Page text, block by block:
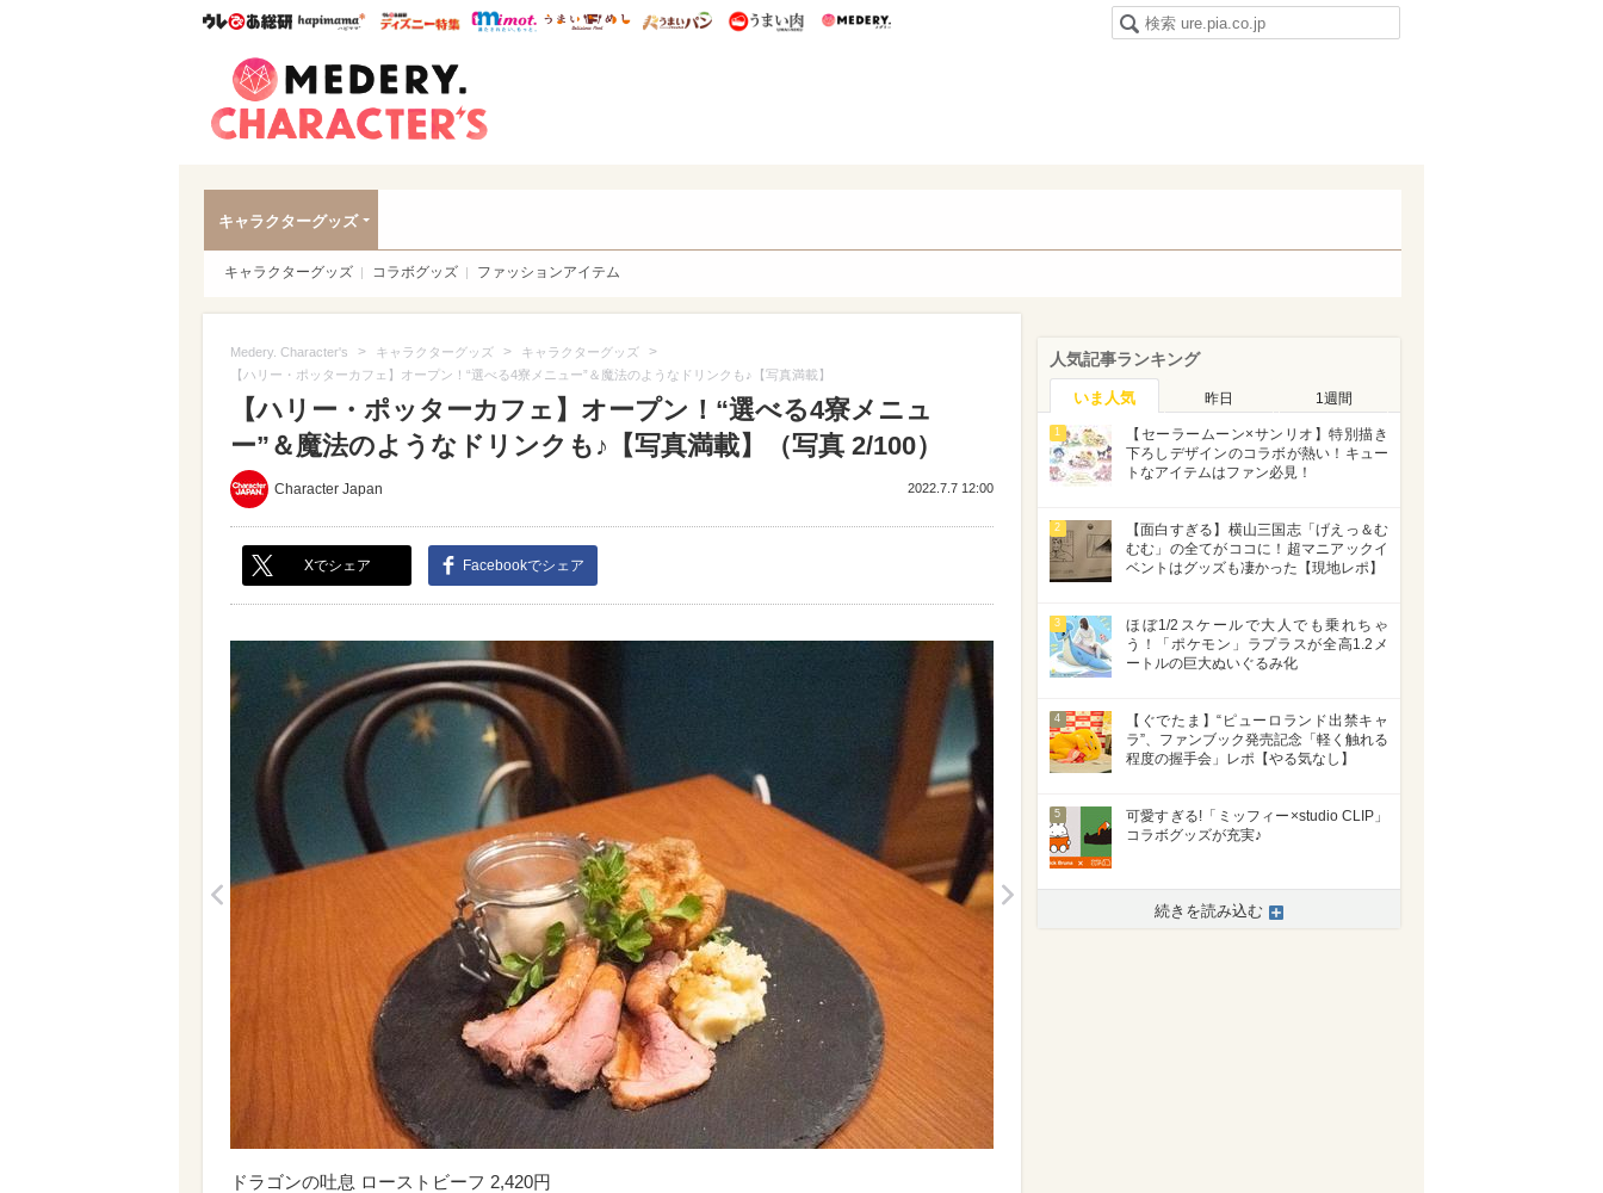
ウレぴあ総研ハピママ* ウレぴあ総研 ディズニー特集
mimot. うまいめし うまいパン うまい肉
キャラクターグッズ
キャラクターグッズ コラボグッズ ファッションアイテム
Medery. Character's > キャラクターグッズ > キャラクターグッズ >
【ハリー・ポッターカフェ】オープン！“選べる4寮メニュー”＆魔法のようなドリンクも♪【写真満載】
【ハリー・ポッターカフェ】オープン！“選べる4寮メニュ
ー”＆魔法のようなドリンクも♪【写真満載】（写真 2/100）
Character Japan 2022.7.7 12:00
Xでシェア Facebookでシェア
>
ドラゴンの吐息 ローストビーフ 2,420円
人気記事ランキング
いま人気 昨日 1週間
1
【セーラームーン×サンリオ】特別描き
下ろしデザインのコラボが熱い！キュー
トなアイテムはファン必見！
2
【面白すぎる】横山三国志「げえっ＆む
むむ」の全てがココに！超マニアックイ
ベントはグッズも凄かった【現地レポ】
3
ほぼ1/2スケールで大人でも乗れちゃ
う！「ポケモン」ラプラスが全高1.2メ
ートルの巨大ぬいぐるみ化
4
【ぐでたま】“ピューロランド出禁キャ
ラ”、ファンブック発売記念「軽く触れる
程度の握手会」レポ【やる気なし】
5
可愛すぎる!「ミッフィー×studio CLIP」
コラボグッズが充実♪
続きを読み込む